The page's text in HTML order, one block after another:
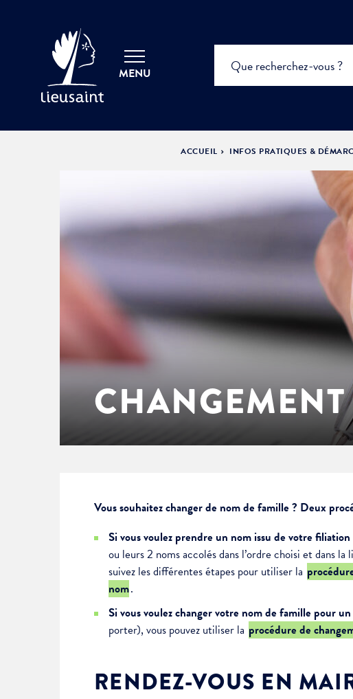
MENU
INFOS
PRATIQUES
DÉMARCHES
Enfance & jeunesse
Culture
Solidarité
Annuaires & carte interactive
Je suis senior
Je suis étudiant
Famille
État-civil & papiers
Location de salles
Urbanisme
Élus du conseil municipal
Actes administratifs
Ville bienveillante
Ville écologique
ACCUEIL INFOS PRATIQUES &
Vous souhaitez changer de nom de famille ? Deux
Si vous voulez prendre un nom issu de votrefiliation
ou leurs 2 noms accolés dans l’ordre choisi et dans
suivez les différentes étapes pour utiliser la
nom.
Si vous voulez changer votre nom de famille pour
porter), vous pouvez utiliser la procédure de
RENDEZ-VOUS EN